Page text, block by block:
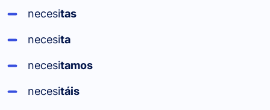
necesitas
necesita
necesitamos
necesitáis